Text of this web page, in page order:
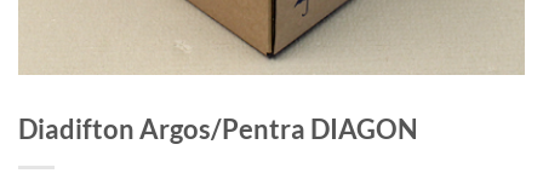
Diadifton Argos/Pentra DIAGON